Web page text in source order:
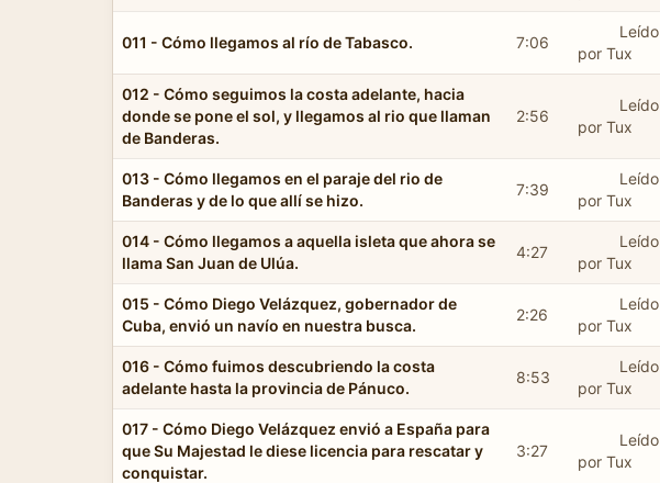
011 - Cómo llegamos al río de Tabasco. 7:06
Leído
por Tux
012 - Cómo seguimos la costa adelante, hacia
donde se pone el sol, y llegamos al rio que llaman
de Banderas.
2:56
Leído
por Tux
013 - Cómo llegamos en el paraje del rio de
Banderas y de lo que allí se hizo.
7:39
Leído
por Tux
014 - Cómo llegamos a aquella isleta que ahora se
llama San Juan de Ulúa.
4:27
Leído
por Tux
015 - Cómo Diego Velázquez, gobernador de
Cuba, envió un navío en nuestra busca.
2:26
Leído
por Tux
016 - Cómo fuimos descubriendo la costa
adelante hasta la provincia de Pánuco.
8:53
Leído
por Tux
017 - Cómo Diego Velázquez envió a España para
que Su Majestad le diese licencia para rescatar y
conquistar.
3:27
Leído
por Tux